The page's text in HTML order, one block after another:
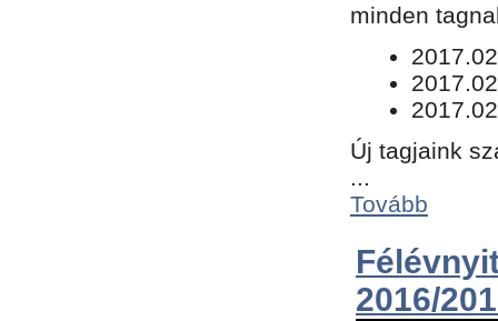
minden
Új tagjaink
...
Tovább
2016/